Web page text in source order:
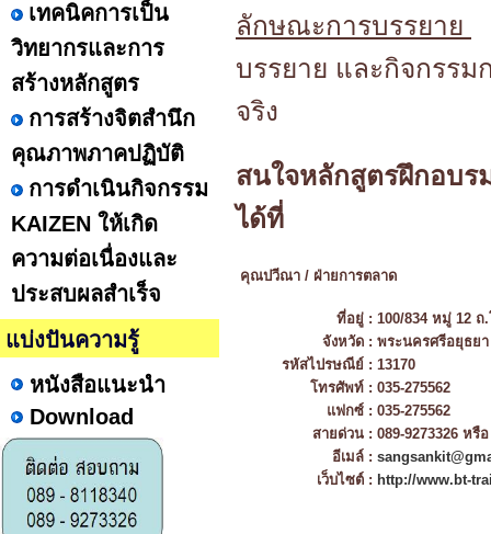
เทคนิคการเป็น
วิทยากรและการ
สร้างหลักสูตร
การสร้างจิตสำนึก
คุณภาพภาคปฏิบัติ
การดำเนินกิจกรรม
KAIZEN ให้เกิด
ความต่อเนื่องและ
ประสบผลสำเร็จ
แบ่งปันความรู้
หนังสือแนะนำ
Download
ลักษณะการบรรยาย
บรรยาย และกิจกรรม
จริง
สนใจหลักสูตรฝึกอบร
ได้ที่
คุณปวีณา / ฝ่ายการตลาด
ที่อยู่ : 100/834 หมู่ 12 ถ
จังหวัด : พระนครศรีอยุธยา
รหัสไปรษณีย์ : 13170
โทรศัพท์ : 035-275562
แฟกซ์ : 035-275562
สายด่วน : 089-9273326 หรื
อีเมล์ :
เว็บไซต์ : http://www.bt-